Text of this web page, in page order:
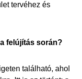
tervéhez és
felújítás során?
található, ahol